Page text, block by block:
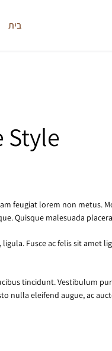
בית
Style
feugiat lorem non metus.
Quisque malesuada
Fusce ac felis sit amet
tincidunt. Vestibulum
nulla eleifend augue, ac